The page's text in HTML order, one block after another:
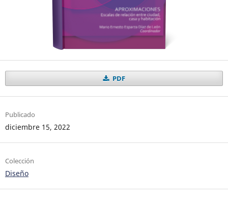
PDF
Publicado
diciembre 15, 2022
Colección
Diseño